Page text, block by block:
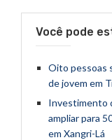
Você pode
Oito pessoas
de jovem em
Investimento
ampliar para
em Xangri-Lá